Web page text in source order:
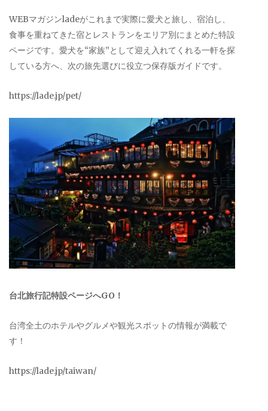
WEBマガジンladeがこれまで実際に愛犬と旅し、宿泊し、
食事を重ねてきた宿とレストランをエリア別にまとめた特設
ページです。愛犬を“家族”として迎え入れてくれる一軒を探
している方へ、次の旅先選びに役立つ保存版ガイドです。
https://lade.jp/pet/
台北旅行記特設ページへGO！
台湾全土のホテルやグルメや観光スポットの情報が満載で
す！
https://lade.jp/taiwan/